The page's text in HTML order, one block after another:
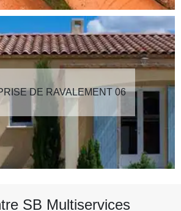
DE RAVALEMENT 06
SB Multiservices